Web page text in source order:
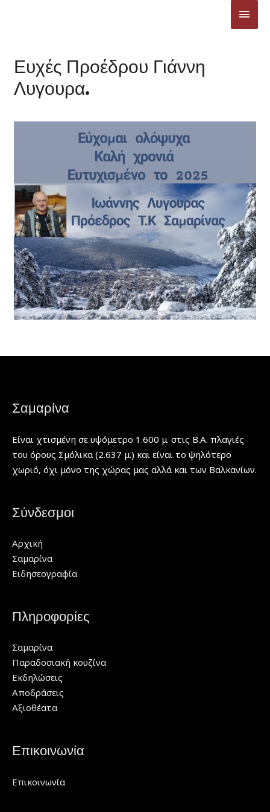
Ευχές Προέδρου Γιάννη
Λυγουρα.
Σαμαρίνα
Είναι χτισμένη σε υψόμετρο 1.600 μ. στις Β.Α. πλαγιές
του όρους Σμόλικα (2.637 μ.) και είναι το ψηλότερο
χωριό, όχι μόνο της χώρας μας αλλά και των Βαλκανίων.
Σύνδεσμοι
Αρχική
Σαμαρίνα
Ειδησεογραφία
Πληροφορίες
Σαμαρίνα
Παραδοσιακή κουζίνα
Εκδηλώσεις
Αποδράσεις
Αξιοθέατα
Επικοινωνία
Επικοινωνία